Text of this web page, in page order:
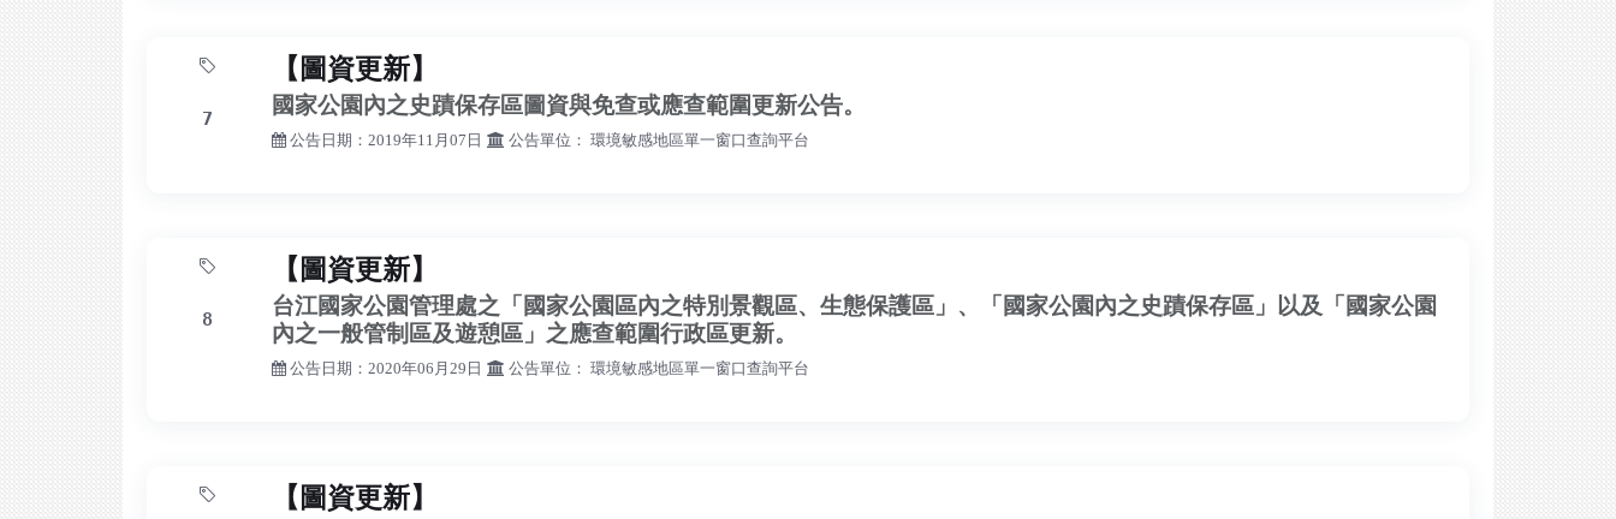
7
【圖資更新】
國家公園內之史蹟保存區圖資與免查或應查範圍更新公告。
公告日期：2019年11月07日 公告單位： 環境敏感地區單一窗口查詢平台
8
【圖資更新】
台江國家公園管理處之「國家公園區內之特別景觀區、生態保護區」、「國家公園內之史蹟保存區」以及「國家公園
內之一般管制區及遊憩區」之應查範圍行政區更新。
公告日期：2020年06月29日 公告單位： 環境敏感地區單一窗口查詢平台
【圖資更新】